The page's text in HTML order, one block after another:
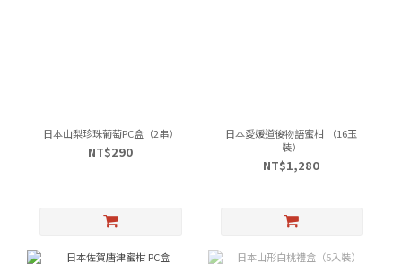
日本山梨珍珠葡萄PC盒（2串）
NT$290
日本愛媛道後物語蜜柑 （16玉
裝）
NT$1,280